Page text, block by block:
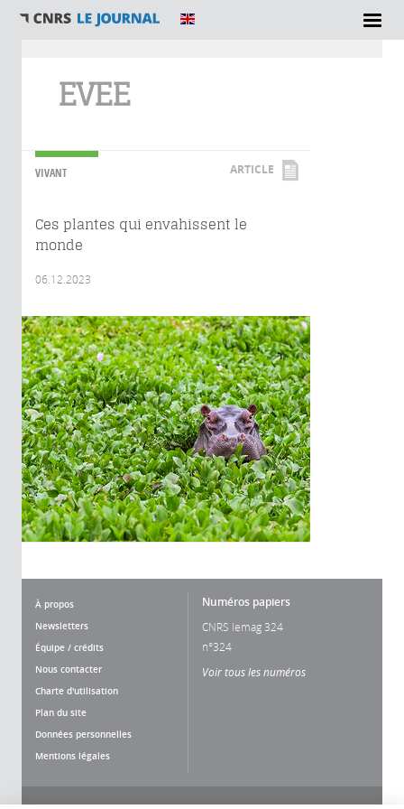
EVEE
VIVANT ARTICLE
Ces plantes qui envahissent le
monde
06.12.2023
À propos
Newsletters
Équipe / crédits
Nous contacter
Charte d'utilisation
Plan du site
Données personnelles
Mentions légales
Numéros papiers
CNRS lemag 324
n°324
Voir tous les numéros